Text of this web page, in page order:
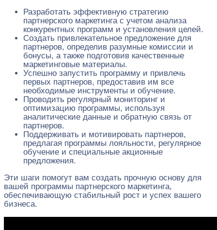
Разработать эффективную стратегию
партнерского маркетинга с учетом анализа
конкурентных программ и установления целей.
Создать привлекательное предложение для
партнеров, определив разумные комиссии и
бонусы, а также подготовив качественные
маркетинговые материалы.
Успешно запустить программу и привлечь
первых партнеров, предоставив им все
необходимые инструменты и обучение.
Проводить регулярный мониторинг и
оптимизацию программы, используя
аналитические данные и обратную связь от
партнеров.
Поддерживать и мотивировать партнеров,
предлагая программы лояльности, регулярное
обучение и специальные акционные
предложения.
Эти шаги помогут вам создать прочную основу для
вашей программы партнерского маркетинга,
обеспечивающую стабильный рост и успех вашего
бизнеса.